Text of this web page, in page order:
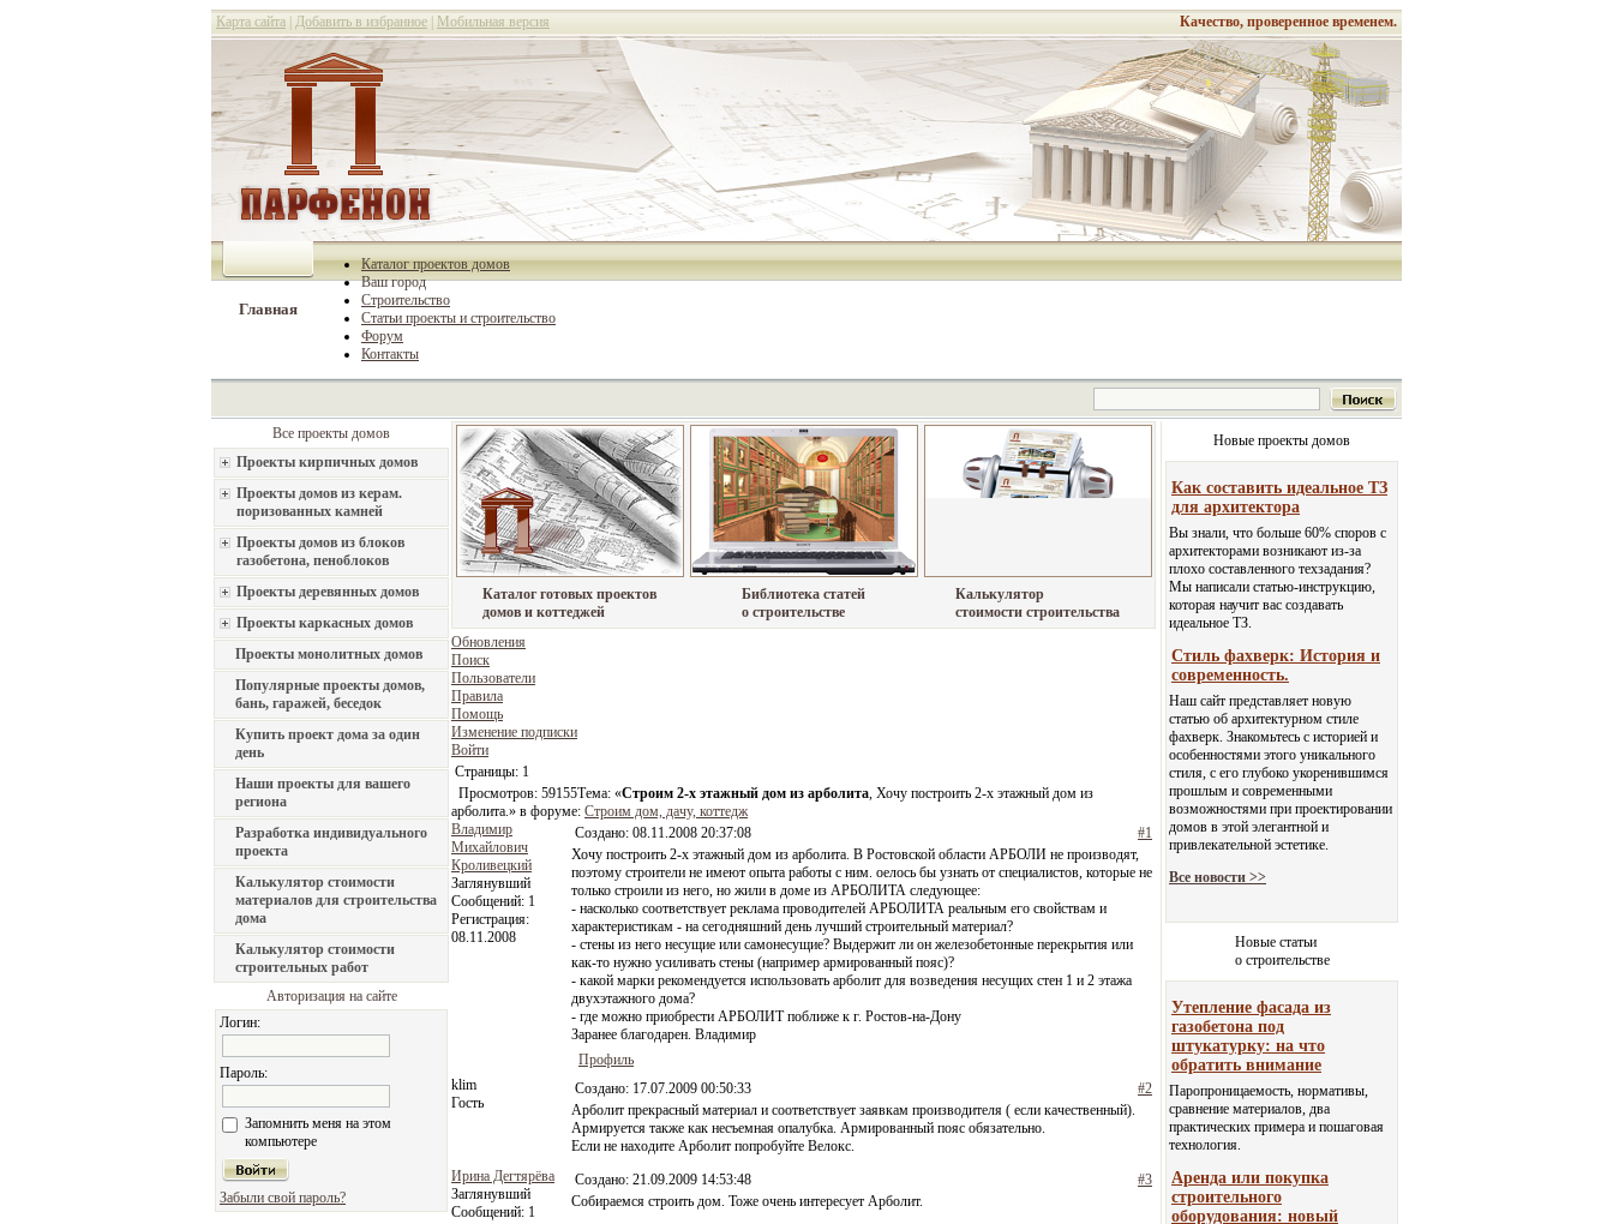
Карта сайта Добавить в избранное Мобильная версия Качество, проверенное временем.
Главная
Каталог проектов домов
Ваш город
Строительство
Статьи проекты и строительство
Форум
Контакты
Все проекты домов
Проекты кирпичных домов
Проекты домов из керам.
поризованных камней
Проекты домов из блоков
газобетона, пеноблоков
Проекты деревянных домов
Проекты каркасных домов
Проекты монолитных домов
Популярные проекты домов,
бань, гаражей, беседок
Купить проект дома за один
день
Наши проекты для вашего
региона
Разработка индивидуального
проекта
Калькулятор стоимости
материалов для строительства
дома
Калькулятор стоимости
строительных работ
Авторизация на сайте
Логин:
Пароль:
Запомнить меня на этом
компьютере
Забыли свой пароль?
Каталог готовых проектов
домов и коттеджей
Библиотека статей
о строительстве
Калькулятор
стоимости строительства
Обновления
Поиск
Пользователи
Правила
Помощь
Изменение подписки
Войти
Страницы: 1
Просмотров: 59155Тема: «Строим 2-х этажный дом из арболита, Хочу построить 2-х этажный дом из
арболита.» в форуме: Строим дом, дачу, коттедж
Владимир
Михайлович
Кроливецкий
Заглянувший
Сообщений: 1
Регистрация:
08.11.2008
Создано: 08.11.2008 20:37:08
#1
Хочу построить 2-х этажный дом из арболита. В Ростовской области АРБОЛИ не производят,
поэтому строители не имеют опыта работы с ним. оелось бы узнать от специалистов, которые не
только строили из него, но жили в доме из АРБОЛИТА следующее:
- насколько соответствует реклама проводителей АРБОЛИТА реальным его свойствам и
характеристикам - на сегодняшний день лучший строительный материал?
- стены из него несущие или самонесущие? Выдержит ли он железобетонные перекрытия или
как-то нужно усиливать стены (например армированный пояс)?
- какой марки рекомендуется использовать арболит для возведения несущих стен 1 и 2 этажа
двухэтажного дома?
- где можно приобрести АРБОЛИТ поближе к г. Ростов-на-Дону
Заранее благодарен. Владимир
Профиль
klim
Гость
Создано: 17.07.2009 00:50:33
#2
Арболит прекрасный материал и соответствует заявкам производителя ( если качественный).
Армируется также как несъемная опалубка. Армированный пояс обязательно.
Если не находите Арболит попробуйте Велокс.
Ирина Дегтярёва
Заглянувший
Сообщений: 1
Создано: 21.09.2009 14:53:48
#3
Собираемся строить дом. Тоже очень интересует Арболит.
Новые проекты домов
Как составить идеальное ТЗ
для архитектора
Вы знали, что больше 60% споров с
архитекторами возникают из-за
плохо составленного техзадания?
Мы написали статью-инструкцию,
которая научит вас создавать
идеальное ТЗ.
Стиль фахверк: История и
современность.
Наш сайт представляет новую
статью об архитектурном стиле
фахверк. Знакомьтесь с историей и
особенностями этого уникального
стиля, с его глубоко укоренившимся
прошлым и современными
возможностями при проектировании
домов в этой элегантной и
привлекательной эстетике.
Все новости >>
Новые статьи
о строительстве
Утепление фасада из
газобетона под
штукатурку: на что
обратить внимание
Паропроницаемость, нормативы,
сравнение материалов, два
практических примера и пошаговая
технология.
Аренда или покупка
строительного
оборудования: новый